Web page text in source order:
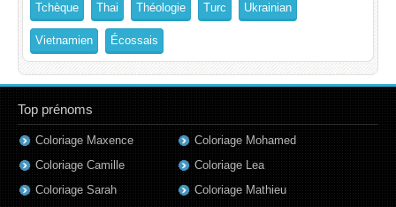
Tchèque Thai Théologie Turc Ukrainian
Vietnamien Écossais
Top prénoms
Coloriage Maxence
Coloriage Camille
Coloriage Sarah
Coloriage Mohamed
Coloriage Lea
Coloriage Mathieu